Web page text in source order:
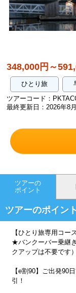
348,000円～
ひとり旅
ツアーコード：
最終更新日：2026年8
ツアーの
ポイント
ツアーのポイント
【ひとり旅専用コー
★バンクーバー乗継
クアップは不要です）
【e割90】ご出発90
引！